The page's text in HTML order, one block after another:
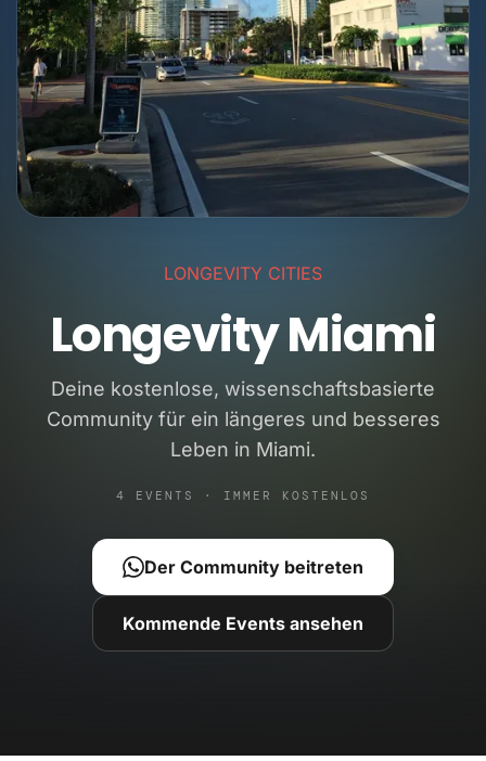
LONGEVITY CITIES
Longevity Miami
Deine kostenlose, wissenschaftsbasierte
Community für ein längeres und besseres
Leben in Miami.
4 EVENTS · IMMER KOSTENLOS
Der Community beitreten
Kommende Events ansehen